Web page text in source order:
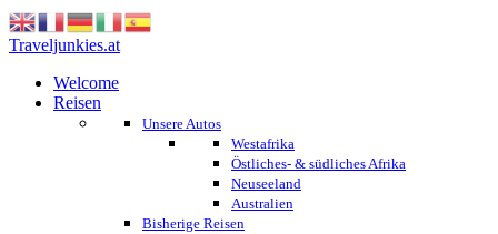
Traveljunkies.at
Welcome
Reisen
Unsere Autos
Westafrika
Östliches- & südliches Afrika
Neuseeland
Australien
Bisherige Reisen